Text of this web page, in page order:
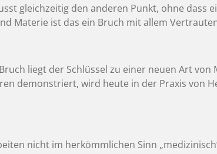
gleichzeitig den anderen Punkt, ohne dass
Materie ist das ein Bruch mit allem
liegt der Schlüssel zu einer neuen Art
demonstriert, wird heute in der Praxis von
nicht im herkömmlichen Sinn